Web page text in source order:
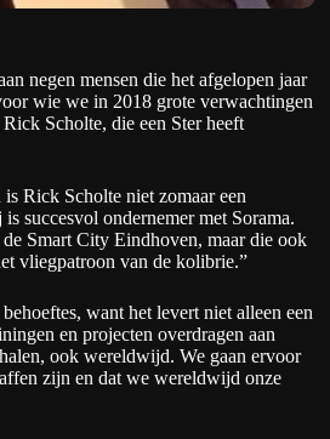
negen mensen die het afgelopen jaar
wie we in 2018 grote verwachtingen
Scholte, die een Ster heeft
Rick Scholte niet zomaar een
succesvol ondernemer met Sorama.
Smart City Eindhoven, maar die ook
vliegpatroon van de kolibrie.”
want het levert niet alleen een
en projecten overdragen aan
ook wereldwijd. We gaan ervoor
zijn en dat we wereldwijd onze